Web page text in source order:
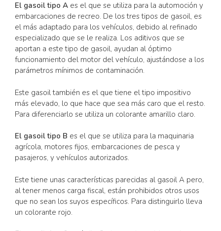
El gasoil tipo A es el que se utiliza para la automoción y
embarcaciones de recreo. De los tres tipos de gasoil, es
el más adaptado para los vehículos, debido al refinado
especializado que se le realiza. Los aditivos que se
aportan a este tipo de gasoil, ayudan al óptimo
funcionamiento del motor del vehículo, ajustándose a los
parámetros mínimos de contaminación.
Este gasoil también es el que tiene el tipo impositivo
más elevado, lo que hace que sea más caro que el resto.
Para diferenciarlo se utiliza un colorante amarillo claro.
El gasoil tipo B es el que se utiliza para la maquinaria
agrícola, motores fijos, embarcaciones de pesca y
pasajeros, y vehículos autorizados.
Este tiene unas características parecidas al gasoil A pero,
al tener menos carga fiscal, están prohibidos otros usos
que no sean los suyos específicos. Para distinguirlo lleva
un colorante rojo.